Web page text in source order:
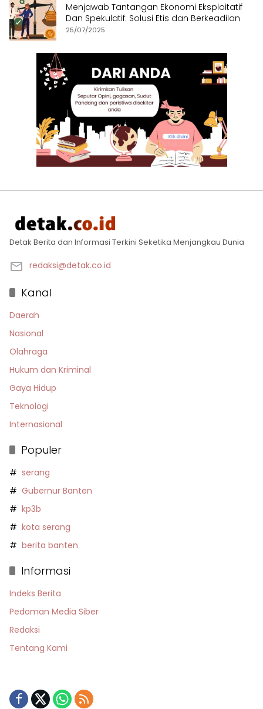
Menjawab Tantangan Ekonomi Eksploitatif
Dan Spekulatif: Solusi Etis dan Berkeadilan
25/07/2025
Detak Berita dan Informasi Terkini Seketika Menjangkau Dunia
redaksi@detak.co.id
Kanal
Daerah
Nasional
Olahraga
Hukum dan Kriminal
Gaya Hidup
Teknologi
Internasional
Populer
serang
Gubernur Banten
kp3b
kota serang
berita banten
Informasi
Indeks Berita
Pedoman Media Siber
Redaksi
Tentang Kami